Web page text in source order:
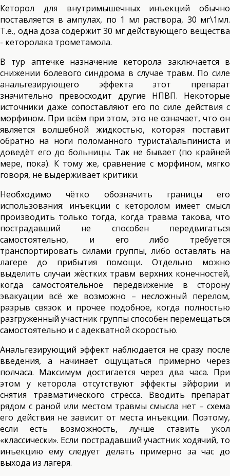
Кеторол для внутримышечных инъекций обычно
поставляется в ампулах, по 1 мл раствора, 30 мг\1мл.
Т.е., одна доза содержит 30 мг действующего вещества
- кеторолака трометамола.
В тур аптечке назначение кеторола заключается в
снижении болевого синдрома в случае травм. По силе
анальгезирующего эффекта этот препарат
значительно превосходит другие НПВП. Некоторые
источники даже сопоставляют его по силе действия с
морфином. При всём при этом, это не означает, что он
является волшебной жидкостью, которая поставит
обратно на ноги поломанного туриста\альпиниста и
доведёт его до больницы. Так не бывает (по крайней
мере, пока). К тому же, сравнение с морфином, мягко
говоря, не выдерживает критики.
Необходимо чётко обозначить границы его
использования: инъекции с кеторолом имеет смысл
производить только тогда, когда травма такова, что
пострадавший не способен передвигаться
самостоятельно, и его либо требуется
транспортировать силами группы, либо оставлять на
лагере до прибытия помощи. Отдельно можно
выделить случаи жёстких травм верхних конечностей,
когда самостоятельное передвижение в сторону
эвакуации всё же возможно – несложный перелом,
разрыв связок и прочее подобное, когда полностью
разгруженный участник группы способен перемещаться
самостоятельно и с адекватной скоростью.
Анальгезирующий эффект наблюдается не сразу после
введения, а начинает ощущаться примерно через
полчаса. Максимум достигается через два часа. При
этом у кеторола отсутствуют эффекты эйфории и
снятия травматического стресса. Вводить препарат
рядом с раной или местом травмы смысла нет – схема
его действия не зависит от места инъекции. Поэтому,
если есть возможность, лучше ставить укол
«классически». Если пострадавший участник ходячий, то
инъекцию ему следует делать примерно за час до
выхода из лагеря.